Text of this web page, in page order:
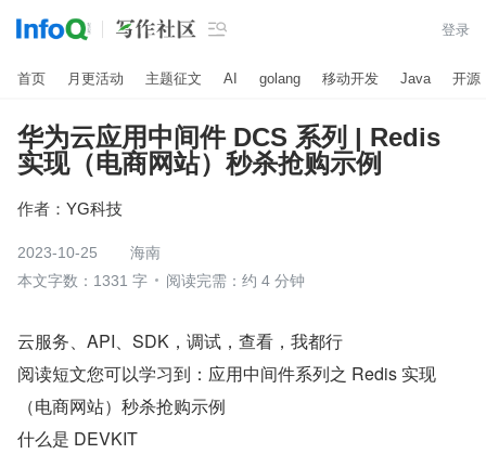
 登录
首页 月更活动 主题征文 AI golang 移动开发 Java 开源
华为云应用中间件 DCS 系列 | Redis
实现（电商网站）秒杀抢购示例
作者： YG科技
2023-10-25
海南
本文字数：1331 字
阅读完需：约 4 分钟
云服务、API、SDK，调试，查看，我都行
阅读短文您可以学习到：应用中间件系列之 Redis 实现
（电商网站）秒杀抢购示例
什么是 DEVKIT